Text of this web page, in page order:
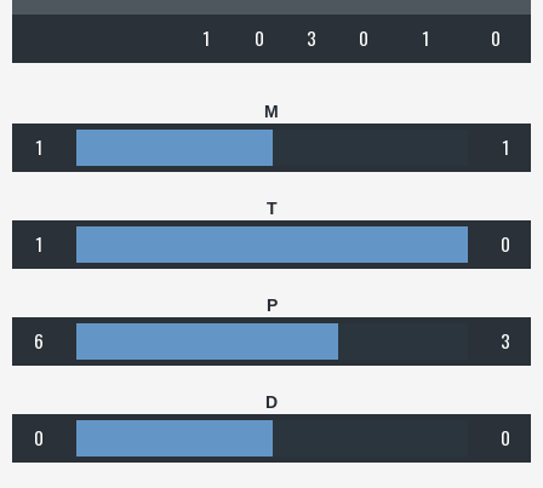
1 0 3 0 1 0
M
1 1
T
1 0
P
6 3
D
0 0